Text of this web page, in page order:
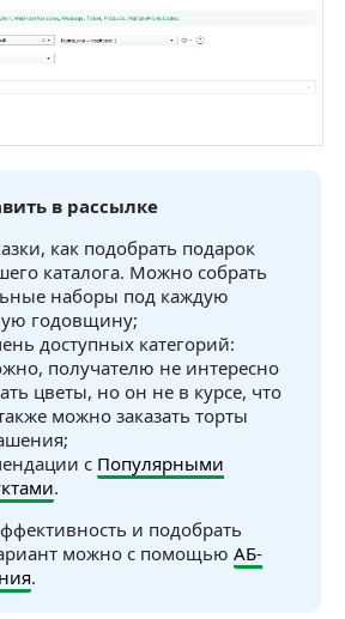
в рассылке
как подобрать подарок
каталога. Можно собрать
наборы под каждую
годовщину;
доступных категорий:
получателю не интересно
цветы, но он не в курсе, что
можно заказать торты
с Популярными
.
и подобрать
можно с помощью АБ-
.